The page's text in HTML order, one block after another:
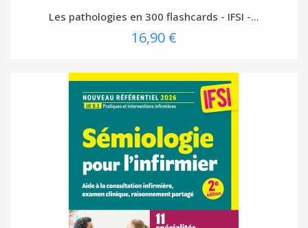
Les pathologies en 300 flashcards - IFSI -...
16,90 €